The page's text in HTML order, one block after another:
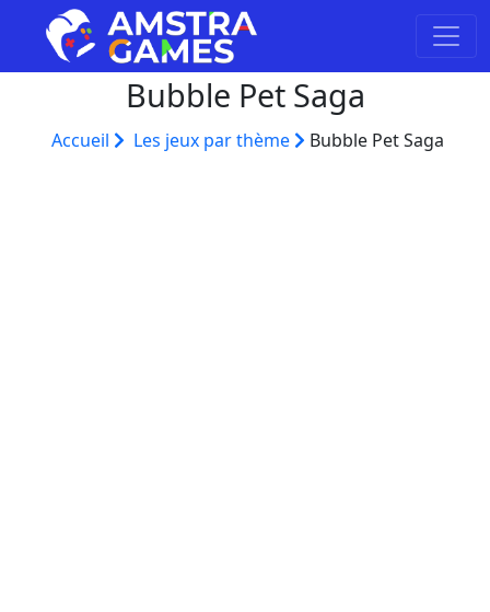
Bubble Pet Saga
Accueil Les jeux par thème Bubble Pet Saga